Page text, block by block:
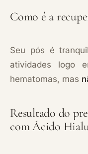
Como é a
Seu pós é
atividades logo
hematomas, mas
Resultado do
com Ácido